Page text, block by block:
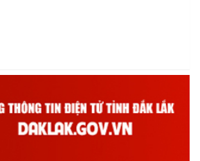
Ngân hàng Chính sách xã hội giúp
thoát nghèo